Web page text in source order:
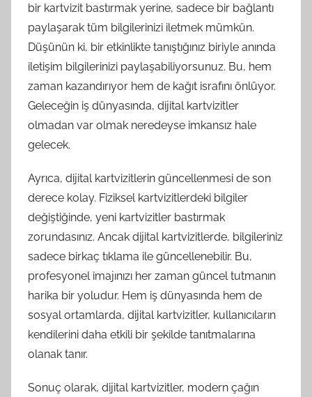
bir kartvizit bastırmak yerine, sadece bir bağlantı
paylaşarak tüm bilgilerinizi iletmek mümkün.
Düşünün ki, bir etkinlikte tanıştığınız biriyle anında
iletişim bilgilerinizi paylaşabiliyorsunuz. Bu, hem
zaman kazandırıyor hem de kağıt israfını önlüyor.
Geleceğin iş dünyasında, dijital kartvizitler
olmadan var olmak neredeyse imkansız hale
gelecek.
Ayrıca, dijital kartvizitlerin güncellenmesi de son
derece kolay. Fiziksel kartvizitlerdeki bilgiler
değiştiğinde, yeni kartvizitler bastırmak
zorundasınız. Ancak dijital kartvizitlerde, bilgileriniz
sadece birkaç tıklama ile güncellenebilir. Bu,
profesyonel imajınızı her zaman güncel tutmanın
harika bir yoludur. Hem iş dünyasında hem de
sosyal ortamlarda, dijital kartvizitler, kullanıcıların
kendilerini daha etkili bir şekilde tanıtmalarına
olanak tanır.
Sonuç olarak, dijital kartvizitler, modern çağın